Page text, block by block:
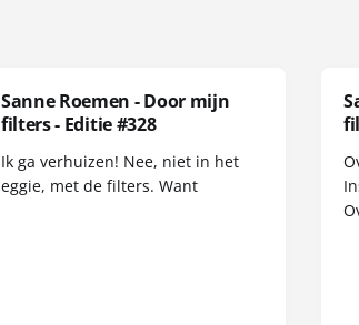
Sanne Roemen - Door mijn
filters - Editie #328
Ik ga verhuizen! Nee, niet in het
eggie, met de filters. Want